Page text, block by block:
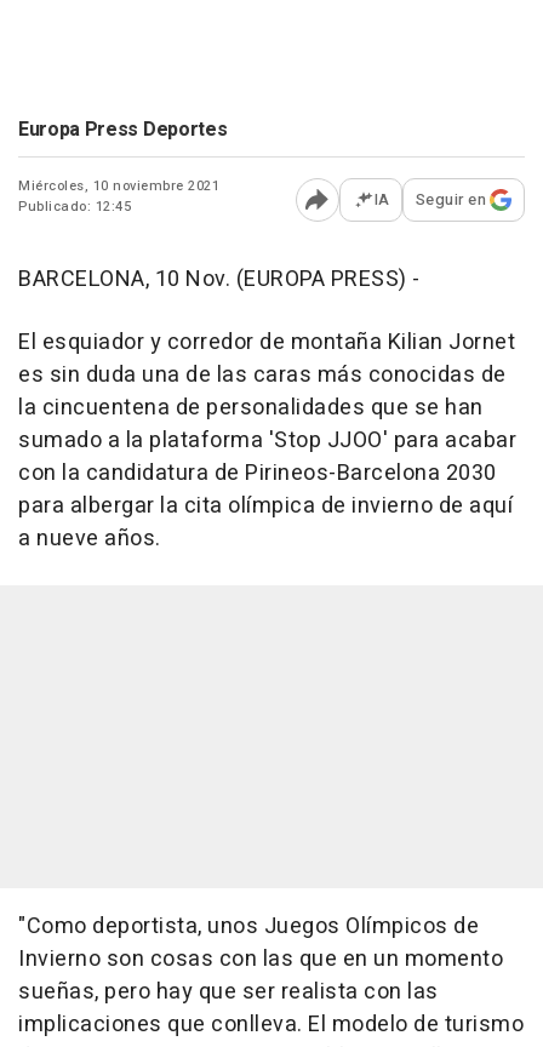
Europa Press Deportes
Miércoles, 10 noviembre 2021
Publicado: 12:45
Abrir opciones para
IA Seguir en
BARCELONA, 10 Nov. (EUROPA PRESS) -
El esquiador y corredor de montaña Kilian Jornet
es sin duda una de las caras más conocidas de
la cincuentena de personalidades que se han
sumado a la plataforma 'Stop JJOO' para acabar
con la candidatura de Pirineos-Barcelona 2030
para albergar la cita olímpica de invierno de aquí
a nueve años.
"Como deportista, unos Juegos Olímpicos de
Invierno son cosas con las que en un momento
sueñas, pero hay que ser realista con las
implicaciones que conlleva. El modelo de turismo